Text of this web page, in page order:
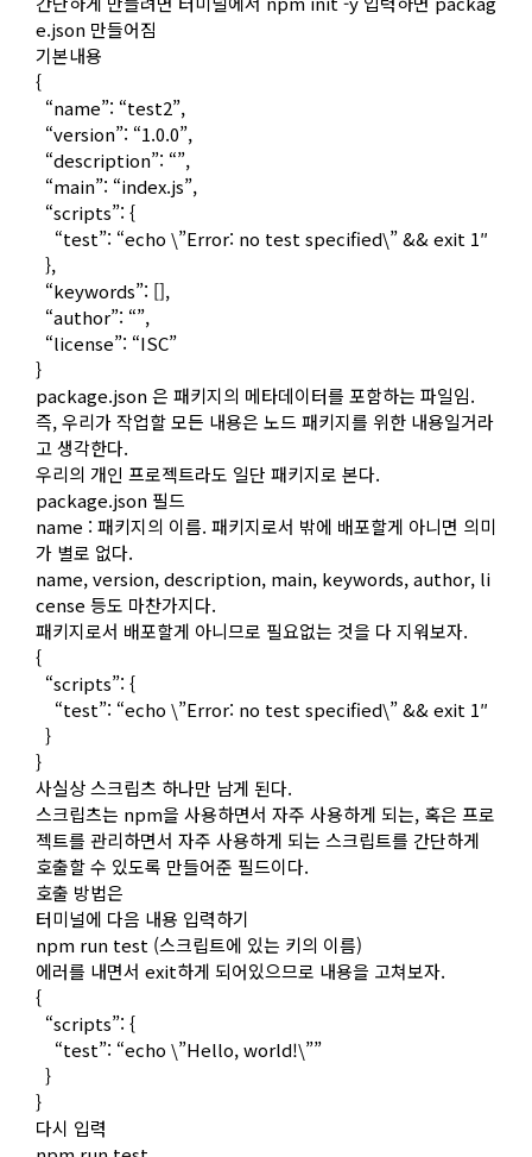
e.json 만들어짐
기본내용
{
“name”: “test2”,
“version”: “1.0.0”,
“description”: “”,
“main”: “index.js”,
“scripts”: {
“test”: “echo \”Error: no test specified\” && exit 1″
},
“keywords”: [],
“author”: “”,
“license”: “ISC”
}
package.json 은 패키지의 메타데이터를 포함하는 파일임.
즉, 우리가 작업할 모든 내용은 노드 패키지를 위한 내용일거라
고 생각한다.
우리의 개인 프로젝트라도 일단 패키지로 본다.
package.json 필드
name : 패키지의 이름. 패키지로서 밖에 배포할게 아니면 의미
가 별로 없다.
name, version, description, main, keywords, author, li
cense 등도 마찬가지다.
패키지로서 배포할게 아니므로 필요없는 것을 다 지워보자.
{
“scripts”: {
“test”: “echo \”Error: no test specified\” && exit 1″
}
}
사실상 스크립츠 하나만 남게 된다.
스크립츠는 npm을 사용하면서 자주 사용하게 되는, 혹은 프로
젝트를 관리하면서 자주 사용하게 되는 스크립트를 간단하게
호출할 수 있도록 만들어준 필드이다.
호출 방법은
터미널에 다음 내용 입력하기
npm run test (스크립트에 있는 키의 이름)
에러를 내면서 exit하게 되어있으므로 내용을 고쳐보자.
{
“scripts”: {
“test”: “echo \”Hello, world!\””
}
}
다시 입력